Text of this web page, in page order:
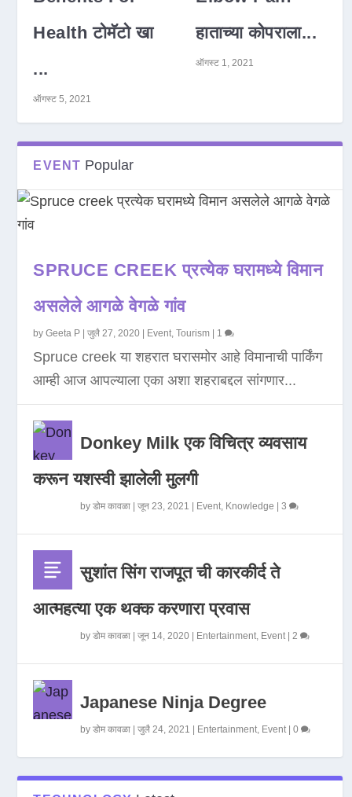
Health टोमॅटो खा
...
ऑगस्ट 5, 2021
हाताच्या कोपराला...
ऑगस्ट 1, 2021
EVENT Popular
SPRUCE CREEK प्रत्येक घरामध्ये विमान
असलेले आगळे वेगळे गांव
byGeeta P |जुलै 27, 2020 Event,Tourism 1
Spruce creek या शहरात घरासमोर आहे विमानाची पार्किंग
आम्ही आज आपल्याला एका अशा शहराबद्दल सांगणार...
Donkey Milk एक विचित्र व्यवसाय
करून यशस्वी झालेली मुलगी
byडोम कावळा |जून 23, 2021 Event, Knowledge |3
सुशांत सिंग राजपूत ची कारकीर्द ते
आत्महत्या एक थक्क करणारा प्रवास
byडोम कावळा |जून 14, 2020 Entertainment, Event|2
Japanese Ninja Degree
byडोम कावळा |जुलै 24, 2021 Entertainment, Event|0